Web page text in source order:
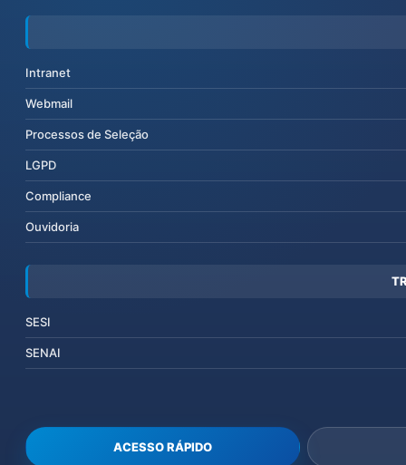
Intranet
Webmail
Processos de Seleção
LGPD
Compliance
Ouvidoria
SESI
SENAI
ACESSO RÁPIDO